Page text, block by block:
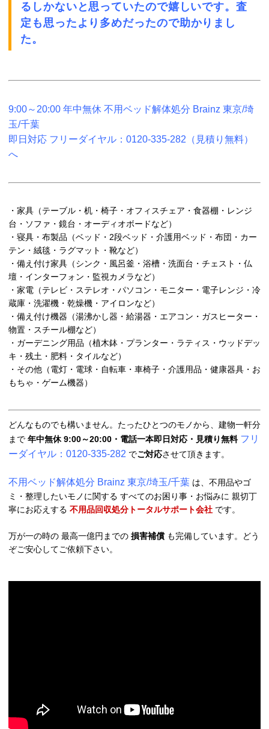
るしかないと思っていたので嬉しいです。査
定も思ったより 多めだったので助かりまし
た。
9:00～20:00 年中無休 不用ベッド解体処分 Brainz 東京/埼
玉/千葉
即日対応 フリーダイヤル：0120-335-282（見積り無料）
へ
・家具（テーブル・机・椅子・オフィスチェア・食器棚・レンジ
台・ソファ・鏡台・オーディオボードなど）
・寝具・布製品（ベッド・2段ベッド・介護用ベッド・布団・カー
テン・絨毯・ラグマット・靴など）
・備え付け家具（シンク・風呂釜・浴槽・洗面台・チェスト・仏
壇・インターフォン・監視カメラなど）
・家電（テレビ・ステレオ・パソコン・モニター・電子レンジ・冷
蔵庫・洗濯機・乾燥機・アイロンなど）
・備え付け機器（湯沸かし器・給湯器・エアコン・ガスヒーター・
物置・スチール棚など）
・ガーデニング用品（植木鉢・プランター・ラティス・ウッドデッ
キ・残土・肥料・タイルなど）
・その他（電灯・電球・自転車・車椅子・介護用品・健康器具・お
もちゃ・ゲーム機器）
どんなものでも構いません。たったひとつのモノから、建物一軒分
まで 年中無休 9:00～20:00・電話一本即日対応・見積り無料 フリ
ーダイヤル：0120-335-282 でご対応させて頂きます。
不用ベッド解体処分 Brainz 東京/埼玉/千葉 は、不用品やゴ
ミ・整理したいモノに関する すべてのお困り事・お悩みに 親切丁
寧にお応えする 不用品回収処分トータルサポート会社 です。
万が一の時の 最高一億円までの 損害補償 も完備しています。どう
ぞご安心してご依頼下さい。